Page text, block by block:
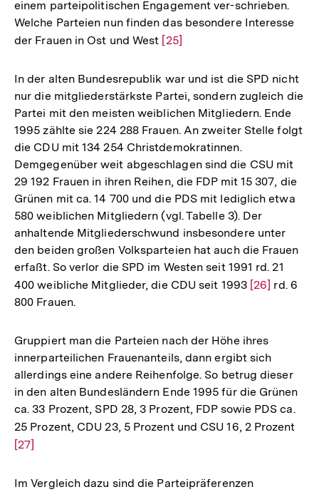
einem parteipolitischen Engagement ver-schrieben.
Welche Parteien nun finden das besondere Interesse
der Frauen in Ost und West Zur
der
Fußnote
[25]
In der alten Bundesrepublik war und ist die SPD nicht
nur die mitgliederstärkste Partei, sondern zugleich die
Partei mit den meisten weiblichen Mitgliedern. Ende
1995 zählte sie 224 288 Frauen. An zweiter Stelle folgt
die CDU mit 134 254 Christdemokratinnen.
Demgegenüber weit abgeschlagen sind die CSU mit
29 192 Frauen in ihren Reihen, die FDP mit 15 307, die
Grünen mit ca. 14 700 und die PDS mit lediglich etwa
580 weiblichen Mitgliedern (vgl. Tabelle 3). Der
anhaltende Mitgliederschwund insbesondere unter
den beiden großen Volksparteien hat auch die Frauen
erfaßt. So verlor die SPD im Westen seit 1991 rd. 21
400 weibliche Mitglieder, die CDU seit 1993 Zur
Fußnote
[26] rd. 6
800 Frauen.
Gruppiert man die Parteien nach der Höhe ihres
innerparteilichen Frauenanteils, dann ergibt sich
allerdings eine andere Reihenfolge. So betrug dieser
in den alten Bundesländern Ende 1995 für die Grünen
ca. 33 Prozent, SPD 28, 3 Prozent, FDP sowie PDS ca.
25 Prozent, CDU 23, 5 Prozent und CSU 16, 2 Prozent
[27]
Im Vergleich dazu sind die Parteipräferenzen